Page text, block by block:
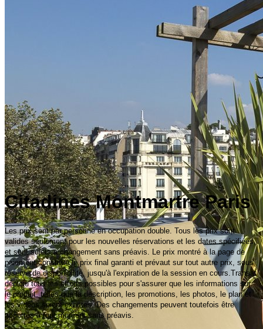
Citadines Montmartre Paris
Les prix sont par personne en occupation double. Tous les prix sont
valides seulement pour les nouvelles réservations et les dates spécifiées,
et sont sujets à changement sans préavis. Le prix montré à la page de
paiement constitue le prix final garanti et prévaut sur tout autre prix, sous
réserve de disponibilité, jusqu'à l'expiration de la session en cours.Transat
déploie tous les efforts possibles pour s'assurer que les informations sur
le produit, telles que la description, les promotions, les photos, le plan et
les vidéos soient exactes. Des changements peuvent toutefois être
apportés à tout moment sans préavis.